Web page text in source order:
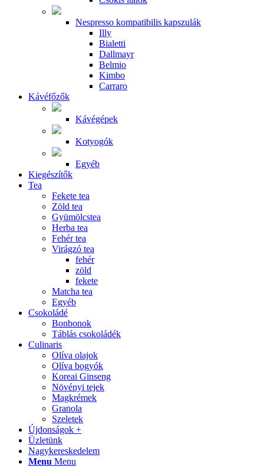
Nespresso kompatibilis kapszulák
Illy
Bialetti
Dallmayr
Belmio
Kimbo
Carraro
Kávéfőzők
Kávégépek
Kotyogók
Egyéb
Kiegészítők
Tea
Fekete tea
Zöld tea
Gyümölcstea
Herba tea
Fehér tea
Virágzó tea
fehér
zöld
fekete
Matcha tea
Egyéb
Csokoládé
Bonbonok
Táblás csokoládék
Culinaris
Olíva olajok
Olíva bogyók
Koreai Ginseng
Növényi tejek
Magkrémek
Granola
Szeletek
Újdonságok +
Üzletünk
Nagykereskedelem
Menu Menu